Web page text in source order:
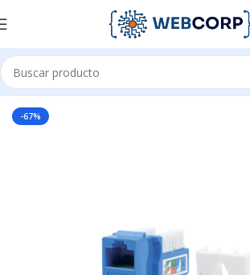
Inicio REDES CABLEADO ESTRUCTURADO
-67%